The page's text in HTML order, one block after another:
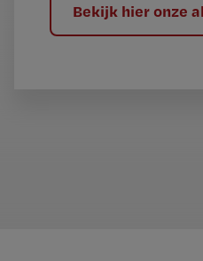
Bekijk hier onze